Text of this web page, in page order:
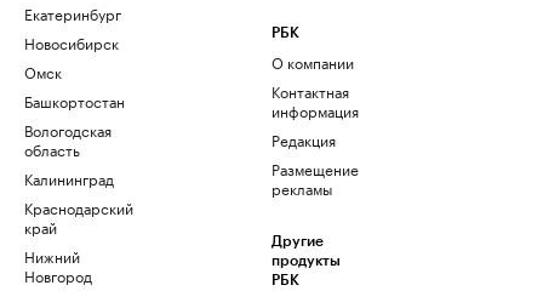
Екатеринбург
Новосибирск
Омск
Башкортостан
Вологодская
область
Калининград
Краснодарский
край
Нижний
Новгород
РБК
О компании
Контактная
информация
Редакция
Размещение
рекламы
Другие
продукты
РБК